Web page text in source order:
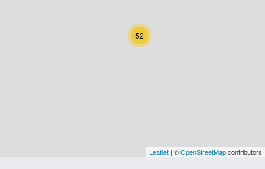
Niederösterreich
Oberösterreich
Vorarlberg
52
Leaflet | ©OpenStreetMapcontributors